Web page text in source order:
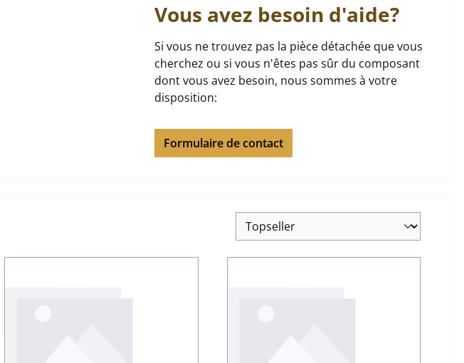
Vous avez besoin d'aide?
Si vous ne trouvez pas la pièce détachée que vous
cherchez ou si vous n'êtes pas sûr du composant
dont vous avez besoin, nous sommes à votre
disposition:
Formulaire de contact